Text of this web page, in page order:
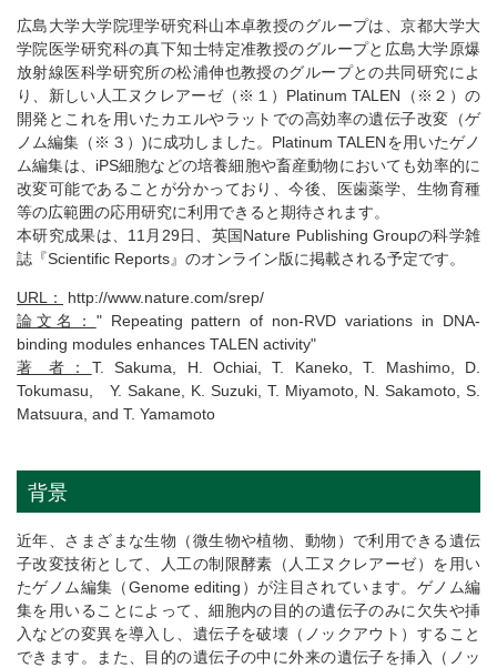
広島大学大学院理学研究科山本卓教授のグループは、京都大学大
学院医学研究科の真下知士特定准教授のグループと広島大学原爆
放射線医科学研究所の松浦伸也教授のグループとの共同研究によ
り、新しい人工ヌクレアーゼ（※１）Platinum TALEN（※２）の
開発とこれを用いたカエルやラットでの高効率の遺伝子改変（ゲ
ノム編集（※３）)に成功しました。Platinum TALENを用いたゲノ
ム編集は、iPS細胞などの培養細胞や畜産動物においても効率的に
改変可能であることが分かっており、今後、医歯薬学、生物育種
等の広範囲の応用研究に利用できると期待されます。
本研究成果は、11月29日、英国Nature Publishing Groupの科学雑
誌『Scientific Reports』のオンライン版に掲載される予定です。
URL：
http://www.nature.com/srep/
論文名： " Repeating pattern of non-RVD variations in DNA-
binding modules enhances TALEN activity"
著 者： T. Sakuma, H. Ochiai, T. Kaneko, T. Mashimo, D.
Tokumasu, Y. Sakane, K. Suzuki, T. Miyamoto, N. Sakamoto, S.
Matsuura, and T. Yamamoto
背景
近年、さまざまな生物（微生物や植物、動物）で利用できる遺伝
子改変技術として、人工の制限酵素（人工ヌクレアーゼ）を用い
たゲノム編集（Genome editing）が注目されています。ゲノム編
集を用いることによって、細胞内の目的の遺伝子のみに欠失や挿
入などの変異を導入し、遺伝子を破壊（ノックアウト）すること
できます。また、目的の遺伝子の中に外来の遺伝子を挿入（ノッ